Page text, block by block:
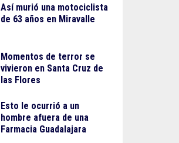
Así murió una motociclista
de 63 años en Miravalle
Momentos de terror se
vivieron en Santa Cruz de
las Flores
Esto le ocurrió a un
hombre afuera de una
Farmacia Guadalajara